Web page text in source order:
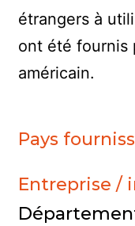
étrangers à
ont été fournis
américain.
Pays
Entreprise /